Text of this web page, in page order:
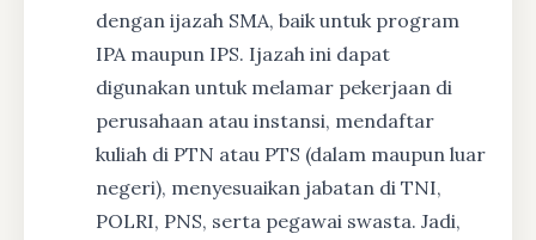
dengan ijazah SMA, baik untuk program
IPA maupun IPS. Ijazah ini dapat
digunakan untuk melamar pekerjaan di
perusahaan atau instansi, mendaftar
kuliah di PTN atau PTS (dalam maupun luar
negeri), menyesuaikan jabatan di TNI,
POLRI, PNS, serta pegawai swasta. Jadi,